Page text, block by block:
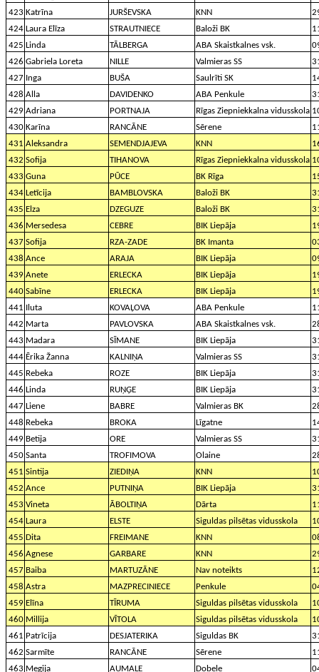
423 Katrīna JURŠEVSKA KNN
424 Laura Elīza STRAUTNIECE Baloži BK
425 Linda TĀLBERGA ABA Skaistkalnes vsk.
426 Gabriela Loreta NILLE Valmieras SS
427 Inga BUŠA Saulrīti SK
428 Alla DAVIDENKO ABA Penkule
429 Adriana PORTNAJA Rīgas Ziepniekkalna vidusskola
430 Karīna RANCĀNE Sērene
431 Aleksandra SEMENDJAJEVA KNN
432 Sofija TIHANOVA Rīgas Ziepniekkalna vidusskola
433 Guna PŪCE BK Rīga
434 Letīcija BAMBLOVSKA Baloži BK
435 Elza DZEGUZE Baloži BK
436 Mersedesa CEBRE BIK Liepāja
437 Sofija RZA-ZADE BK Imanta
438 Ance ARAJA BIK Liepāja
439 Anete ERLECKA BIK Liepāja
440 Sabīne ERLECKA BIK Liepāja
441 Iluta KOVAĻOVA ABA Penkule
442 Marta PAVLOVSKA ABA Skaistkalnes vsk.
443 Madara SĪMANE BIK Liepāja
444 Ērika Žanna KALNIŅA Valmieras SS
445 Rebeka ROZE BIK Liepāja
446 Linda RUŅĢE BIK Liepāja
447 Liene BABRE Valmieras BK
448 Rebeka BROKA Līgatne
449 Betija ORE Valmieras SS
450 Santa TROFIMOVA Olaine
451 Sintija ZIEDIŅA KNN
452 Ance PUTNIŅA BIK Liepāja
453 Vineta ĀBOLTIŅA Dārta
454 Laura ELSTE Siguldas pilsētas vidusskola
455 Dita FREIMANE KNN
456 Agnese GARBARE KNN
457 Baiba MARTUZĀNE Nav noteikts
458 Astra MAZPRECINIECE Penkule
459 Elīna TĪRUMA Siguldas pilsētas vidusskola
460 Millija VĪTOLA Siguldas pilsētas vidusskola
461 Patrīcija DESJATERIKA Siguldas BK
462 Sarmīte RANCĀNE Sērene
463 Megija AUMALE Dobele